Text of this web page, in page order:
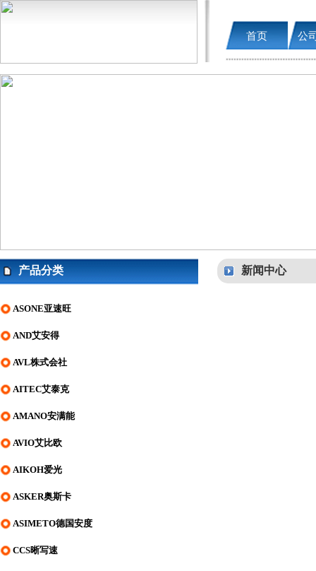
首页 公
产品分类
ASONE亚速旺
AND艾安得
AVL株式会社
AITEC艾泰克
AMANO安满能
AVIO艾比欧
AIKOH爱光
ASKER奥斯卡
ASIMETO德国安度
CCS晰写速
新闻中心